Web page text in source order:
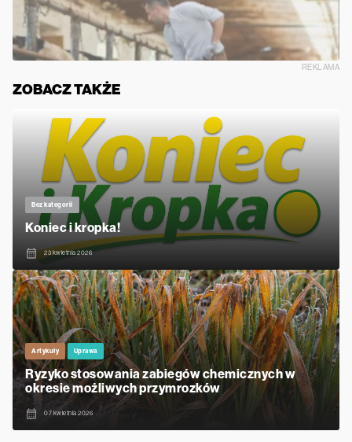
REKLAMA
ZOBACZ TAKŻE
Bez kategorii
Koniec i kropka!
23 kwietnia 2026
Artykuły Uprawa
Ryzyko stosowania zabiegów chemicznych w
okresie możliwych przymrozków
07 kwietnia 2026